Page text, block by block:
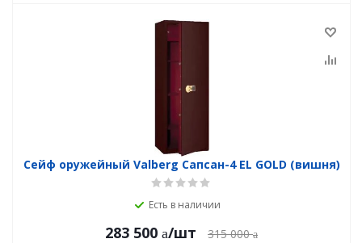
Сейф оружейный Valberg Сапсан-4 EL GOLD (вишня)
Есть в наличии
283 500 /шт 315 000